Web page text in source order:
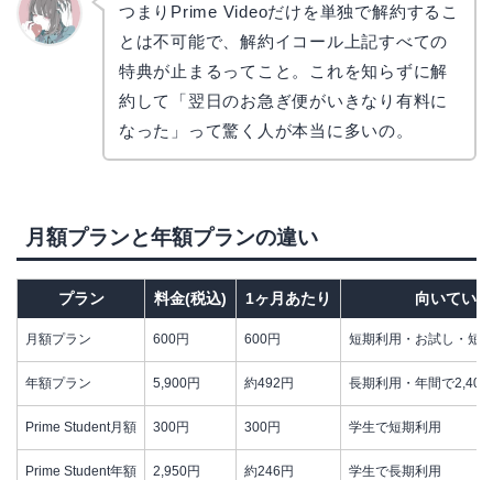
つまりPrime Videoだけを単独で解約するこ
とは不可能で、解約イコール上記すべての
特典が止まるってこと。これを知らずに解
約して「翌日のお急ぎ便がいきなり有料に
なった」って驚く人が本当に多いの。
月額プランと年額プランの違い
プラン 料金(税込) 1ヶ月あたり 向いてい
月額プラン 600円 600円 短期利用・お試し・短
年額プラン 5,900円 約492円 長期利用・年間で2,400
Prime Student月額 300円 300円 学生で短期利用
Prime Student年額 2,950円 約246円 学生で長期利用